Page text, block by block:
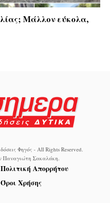
Μάλλον εύκολα,
Φηγός - All Rights Reserved.
Παναγιώτη Σακαλάκη.
Πολιτική Απορρήτου
Όροι Χρήσης